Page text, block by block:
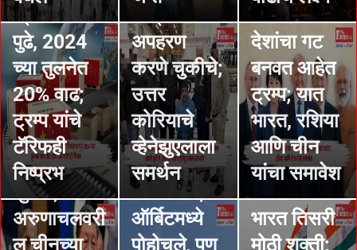
ट्रिलियनच्या
पुढे, 2024
च्या तुलनेत
20% वाढ;
ट्रम्प यांचे
टॅरिफही
निष्प्रभ
राष्ट्रपतींचे
अपहरण
करणे चुकीचे;
उत्तर
कोरियाचे
व्हेनेझुएलाला
समर्थन
शक्तिशाली
देशांचा गट
बनवत आहेत
ट्रम्प; यात
भारत, रशिया
आणि चीन
यांचा समावेश
STORIES
Pakistan :
पाकिस्तान
च्या कुरापती
सुरूच,
अरुणाचलवरी
ल चीनच्या
China :
चीनचे पहिले
पुनर्वापर
करण्यायोग्य
रॉकेट
प्रक्षेपण
अयशस्वी:;
ऑर्बिटमध्ये
पोहोचले, पण
STORIES
Asia
Power
Index :
आशिया पॉवर
इंडेक्स-
अमेरिका-
चीननंतर
भारत तिसरी
मोठी शक्ती;
STORIES
China :
चीनने
भारतीय
महिलेसोबत
गैरवर्तन
केल्याचे
STORIES
China :
अरुणाचलम
STORIES
China
Japan :
चीन-